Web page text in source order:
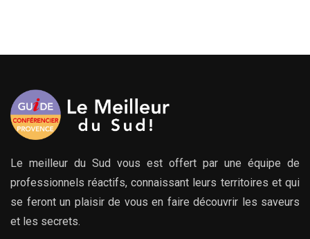
Le meilleur du Sud vous est offert par une équipe de
professionnels réactifs, connaissant leurs territoires et qui
se feront un plaisir de vous en faire découvrir les saveurs
et les secrets.